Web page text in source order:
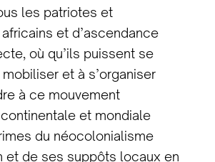
les patriotes et
et d’ascendance
où qu’ils puissent se
et à s’organiser
à ce mouvement
continentale et mondiale
du néocolonialisme
et de ses suppôts locaux en